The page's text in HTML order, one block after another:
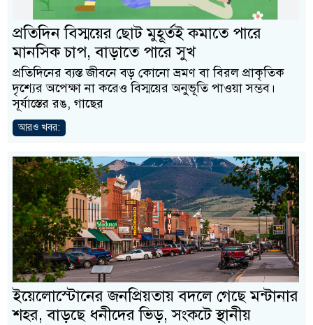
প্রতিদিন বিস্ময়ের ছোট মুহূর্তই কমাতে পারে
মানসিক চাপ, বাড়াতে পারে সুখ
প্রতিদিনের ব্যস্ত জীবনে বড় কোনো ভ্রমণ বা বিরল প্রাকৃতিক
দৃশ্যের অপেক্ষা না করেও বিস্ময়ের অনুভূতি পাওয়া সম্ভব।
সূর্যাস্তের রঙ, গাছের
আরও খবর:
ইয়েলোস্টোনের জনপ্রিয়তায় বদলে গেছে মন্টানার
শহর, বাড়ছে ধনীদের ভিড়, সংকটে স্থানীয়